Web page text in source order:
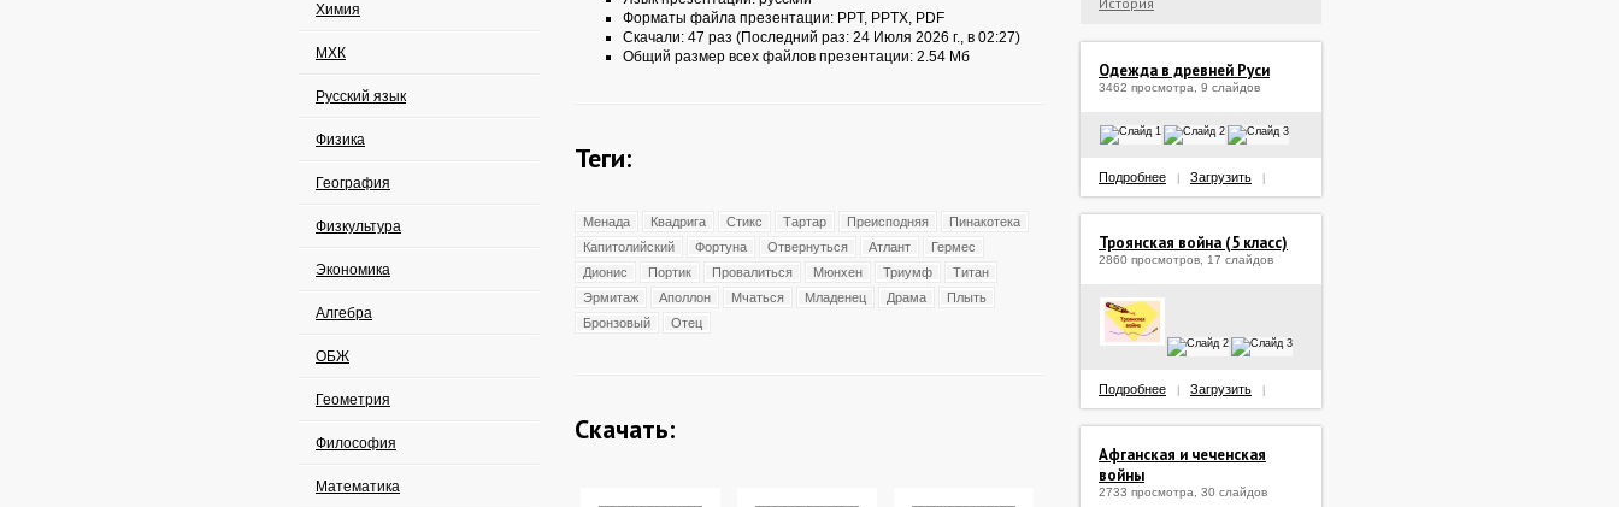
Химия
МХК
Русский язык
Физика
География
Физкультура
Экономика
Алгебра
ОБЖ
Геометрия
Философия
Математика
Форматы файла презентации: PPT, PPTX, PDF
Скачали: 47 раз (Последний раз: 24 Июля 2026 г., в 02:27)
Общий размер всех файлов презентации: 2.54 Мб
Теги:
Менада Квадрига Стикс Тартар Преисподняя
Пинакотека
Капитолийский
Фортуна Отвернуться Атлант
Гермес
Дионис
Портик Провалиться Мюнхен Триумф
Титан
Эрмитаж
Аполлон Мчаться Младенец Драма
Плыть
Бронзовый
Отец
Скачать:
Одежда в древней Руси
3462 просмотра, 9 слайдов
Подробнее Загрузить
Троянская война (5 класс)
2860 просмотров, 17 слайдов
Подробнее Загрузить
Афганская и чеченская
войны
2733 просмотра, 30 слайдов